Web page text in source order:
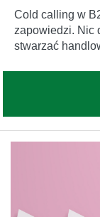
Cold calling w
zapowiedzi. Nic
stwarzać